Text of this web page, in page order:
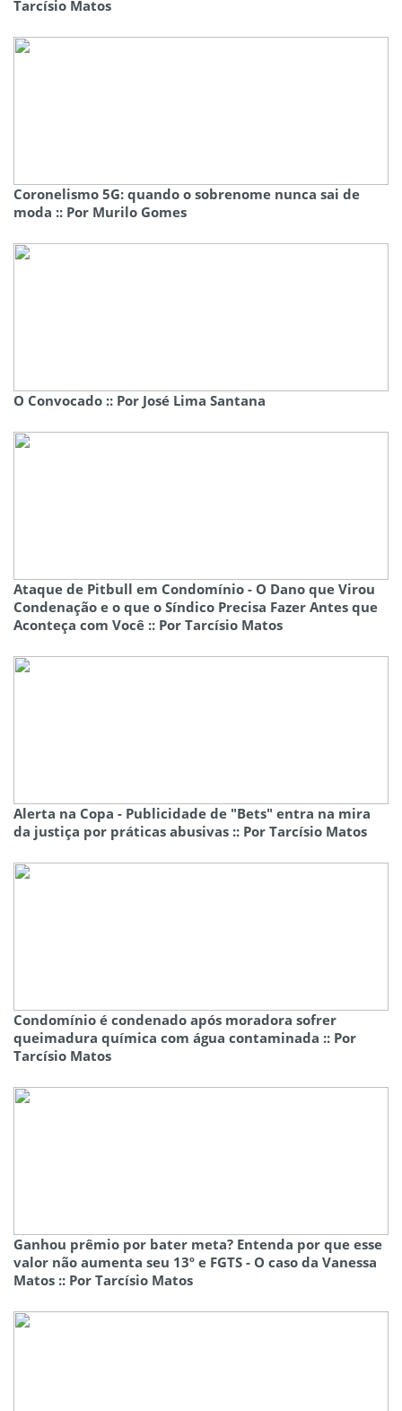
Tarcísio Matos
Coronelismo 5G: quando o sobrenome nunca sai de
moda :: Por Murilo Gomes
O Convocado :: Por José Lima Santana
Ataque de Pitbull em Condomínio - O Dano que Virou
Condenação e o que o Síndico Precisa Fazer Antes que
Aconteça com Você :: Por Tarcísio Matos
Alerta na Copa - Publicidade de "Bets" entra na mira
da justiça por práticas abusivas :: Por Tarcísio Matos
Condomínio é condenado após moradora sofrer
queimadura química com água contaminada :: Por
Tarcísio Matos
Ganhou prêmio por bater meta? Entenda por que esse
valor não aumenta seu 13º e FGTS - O caso da Vanessa
Matos :: Por Tarcísio Matos